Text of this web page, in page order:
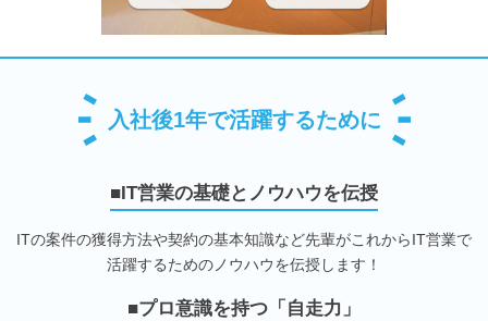
入社後1年で活躍するために
■IT営業の基礎とノウハウを伝授
ITの案件の獲得方法や契約の基本知識など先輩がこれからIT営業で
活躍するためのノウハウを伝授します！
■プロ意識を持つ「自走力」